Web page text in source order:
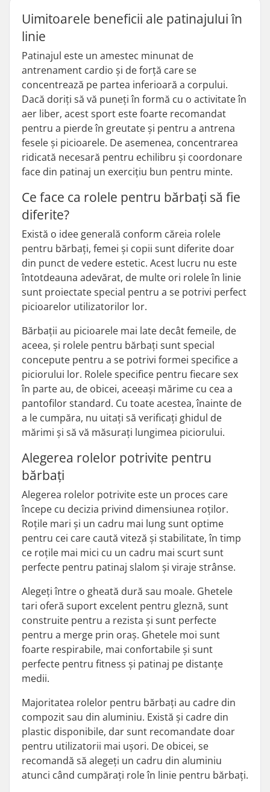
Uimitoarele beneficii ale patinajului în
linie
Patinajul este un amestec minunat de
antrenament cardio și de forță care se
concentrează pe partea inferioară a corpului.
Dacă doriți să vă puneți în formă cu o activitate în
aer liber, acest sport este foarte recomandat
pentru a pierde în greutate și pentru a antrena
fesele și picioarele. De asemenea, concentrarea
ridicată necesară pentru echilibru și coordonare
face din patinaj un exercițiu bun pentru minte.
Ce face ca rolele pentru bărbați să fie
diferite?
Există o idee generală conform căreia rolele
pentru bărbați, femei și copii sunt diferite doar
din punct de vedere estetic. Acest lucru nu este
întotdeauna adevărat, de multe ori rolele în linie
sunt proiectate special pentru a se potrivi perfect
picioarelor utilizatorilor lor.
Bărbații au picioarele mai late decât femeile, de
aceea, și rolele pentru bărbați sunt special
concepute pentru a se potrivi formei specifice a
piciorului lor. Rolele specifice pentru fiecare sex
în parte au, de obicei, aceeași mărime cu cea a
pantofilor standard. Cu toate acestea, înainte de
a le cumpăra, nu uitați să verificați ghidul de
mărimi și să vă măsurați lungimea piciorului.
Alegerea rolelor potrivite pentru
bărbați
Alegerea rolelor potrivite este un proces care
începe cu decizia privind dimensiunea roților.
Roțile mari și un cadru mai lung sunt optime
pentru cei care caută viteză și stabilitate, în timp
ce roțile mai mici cu un cadru mai scurt sunt
perfecte pentru patinaj slalom și viraje strânse.
Alegeți între o gheată dură sau moale. Ghetele
tari oferă suport excelent pentru gleznă, sunt
construite pentru a rezista și sunt perfecte
pentru a merge prin oraș. Ghetele moi sunt
foarte respirabile, mai confortabile și sunt
perfecte pentru fitness și patinaj pe distanțe
medii.
Majoritatea rolelor pentru bărbați au cadre din
compozit sau din aluminiu. Există și cadre din
plastic disponibile, dar sunt recomandate doar
pentru utilizatorii mai ușori. De obicei, se
recomandă să alegeți un cadru din aluminiu
atunci când cumpărați role în linie pentru bărbați.